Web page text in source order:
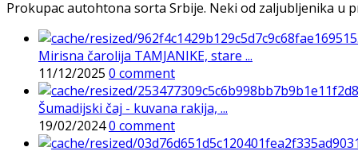
Prokupac autohtona sorta Srbije. Neki od zaljubljenika u
Mirisna čarolija TAMJANIKE, stare ...
11/12/2025 0 comment
Šumadijski čaj - kuvana rakija, ...
19/02/20240 comment